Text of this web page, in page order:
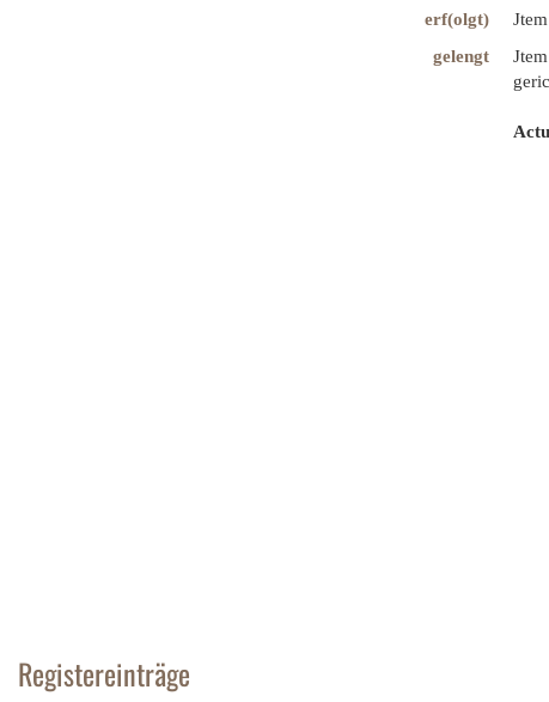
erf(olgt)
gelengt
Registereinträge